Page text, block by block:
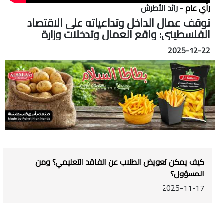
رأي عام- رائد الأطرش
توقف عمال الداخل وتداعياته على الاقتصاد
الفلسطيني: واقع العمال وتدخلات وزارة
العمل.
2025-12-22
كيف يمكن تعويض الطلاب عن الفاقد التعليمي؟ ومن
المسؤول؟
2025-11-17